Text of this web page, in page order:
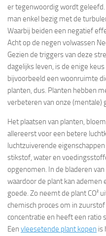
er tegenwoordig wordt
man enkel bezig met de
Waarbij beiden een negatief
Acht op de negen volwassen
Gezien de triggers van deze
dagelijks leven, is de enige
bijvoorbeeld een woonruimte
planten, dus. Planten hebben
verbeteren van onze (mentale)
Het plaatsen van planten,
allereerst voor een betere
luchtzuiverende
stikstof, water en
opgenomen. In de bladeren
waardoor de plant kan
goede. Zo neemt de plant CO²
chemisch proces om in
concentratie en heeft een ratio
Een vleesetende plant kopen is